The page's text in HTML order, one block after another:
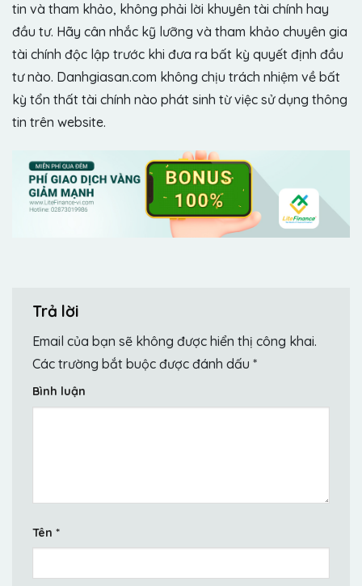
tin và tham khảo, không phải lời khuyên tài chính hay
đầu tư. Hãy cân nhắc kỹ lưỡng và tham khảo chuyên gia
tài chính độc lập trước khi đưa ra bất kỳ quyết định đầu
tư nào. Danhgiasan.com không chịu trách nhiệm về bất
kỳ tổn thất tài chính nào phát sinh từ việc sử dụng thông
tin trên website.
Trả lời
Email của bạn sẽ không được hiển thị công khai.
Các trường bắt buộc được đánh dấu *
Bình luận
Tên *